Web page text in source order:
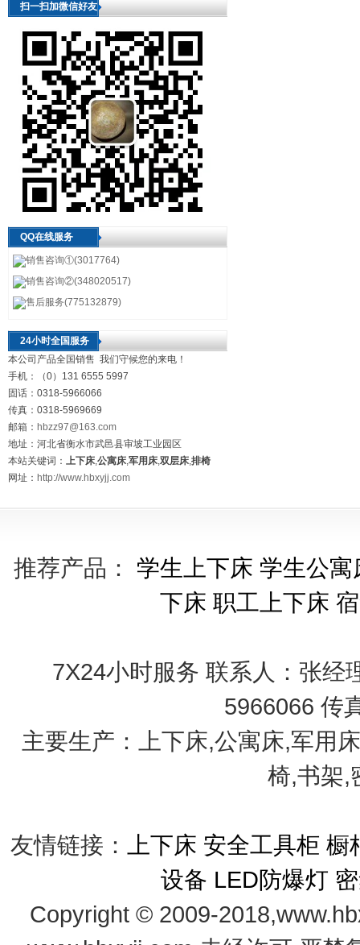
扫一扫加微信好友
QQ在线服务
销售咨询①(3017764)
销售咨询②(348020517)
售后服务(775132879)
24小时全国服务
本公司产品全国销售 我们守候您的来电！
手机：（0）131 6555 5997
固话：0318-5966066
传真：0318-5969669
邮箱： hbzz97@163.com
地址：河北省衡水市武邑县审坡工业园区
本站关键词： 上下床,公寓床,军用床,双层床,排椅
网址： http://www.hbxyjj.com
推荐产品： 学生上下床 学生公寓
下床 职工上下床
7X24小时服务 联系人：张经
5966066 传
主要生产：上下床,公寓床,军用
椅,书架,
友情链接： 上下床 安全工具柜 橱
设备 LED防爆灯
Copyright © 2009-